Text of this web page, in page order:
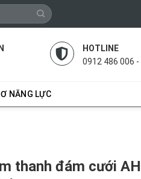
HOTLINE
0912 486 006
NĂNG LỰC
thanh đám cưới